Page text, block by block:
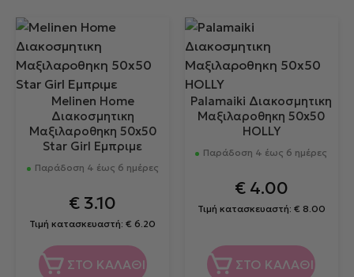
Melinen Home
Διακοσμητικη
Μαξιλαροθηκη 50x50
Star Girl Εμπριμε
Παράδοση 4 έως 6 ημέρες
€ 3.10
Τιμή κατασκευαστή:€ 6.20
ΣΤΟ ΚΑΛΑΘΙ
Palamaiki Διακοσμητικη
Μαξιλαροθηκη 50x50
HOLLY
Παράδοση 4 έως 6 ημέρες
€4.00
Τιμή κατασκευαστή: € 8.00
ΣΤΟ ΚΑΛΑΘΙ